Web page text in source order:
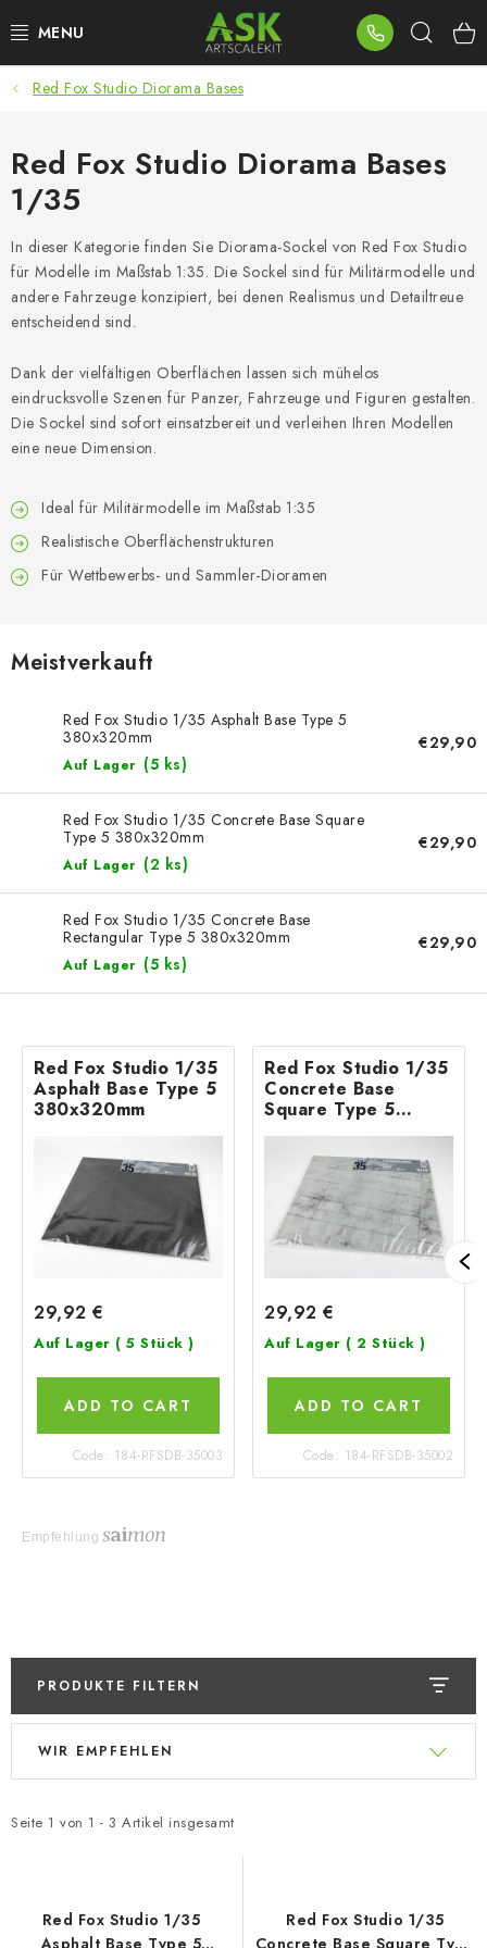
Inhalt
BLOG
SUMMER DAYS
WARHAMMER
ASK PRODUKTE
NEUHEITEN
PLASTIKMODELLE
ZUBEHÖR
PUBLIKATIONEN
VOUCHERS
VERKAUFTE MARKEN
Über uns Meine Bestellung
Versand und Bezahlung
Bedingungen und Konditionen
Datenschutzbestimmungen
Modellfarben-Umrechner
Art Scale Modellbau-Glossar
FAQ
Red Fox Studio Diorama Bases
Red Fox Studio Diorama Bases
1/35
In dieser Kategorie finden Sie Diorama-Sockel von Red Fox Studio
für Modelle im Maßstab 1:35. Die Sockel sind für Militärmodelle und
andere Fahrzeuge konzipiert, bei denen Realismus und Detailtreue
entscheidend sind.
Dank der vielfältigen Oberflächen lassen sich mühelos
eindrucksvolle Szenen für Panzer, Fahrzeuge und Figuren gestalten.
Die Sockel sind sofort einsatzbereit und verleihen Ihren Modellen
eine neue Dimension.
Ideal für Militärmodelle im Maßstab 1:35
Realistische Oberflächenstrukturen
Für Wettbewerbs- und Sammler-Dioramen
Meistverkauft
Red Fox Studio 1/35 Asphalt Base Type 5
380x320mm
Auf Lager (5 ks)
€29,90
Red Fox Studio 1/35 Concrete Base Square
Type 5 380x320mm
Auf Lager (2 ks)
€29,90
Red Fox Studio 1/35 Concrete Base
Rectangular Type 5 380x320mm
Auf Lager (5 ks)
€29,90
Red Fox Studio 1/35
Asphalt Base Type 5
380x320mm
29,92 €
Auf Lager ( 5 Stück )
ADD TO CART
Code: 184-RFSDB-35003
Red Fox Studio 1/35
Concrete Base
Square Type 5
380x320mm
29,92 €
Auf Lager ( 2 Stück )
ADD TO CART
Code: 184-RFSDB-35002
Empfehlung
PRODUKTE FILTERN
L
t
Seite 1 von 1 - 3 Artikel insgesamt
P
d
WIR EMPFEHLEN
Red Fox Studio 1/35
Asphalt Base Type 5
Red Fox Studio 1/35
Concrete Base Square Type